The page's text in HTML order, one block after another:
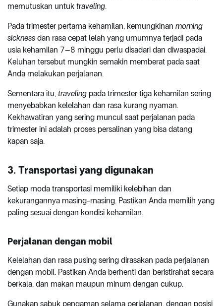
memutuskan untuk traveling.
Pada trimester pertama kehamilan, kemungkinan morning
sickness dan rasa cepat lelah yang umumnya terjadi pada
usia kehamilan 7–8 minggu perlu disadari dan diwaspadai.
Keluhan tersebut mungkin semakin memberat pada saat
Anda melakukan perjalanan.
Sementara itu, traveling pada trimester tiga kehamilan sering
menyebabkan kelelahan dan rasa kurang nyaman.
Kekhawatiran yang sering muncul saat perjalanan pada
trimester ini adalah proses persalinan yang bisa datang
kapan saja.
3. Transportasi yang digunakan
Setiap moda transportasi memiliki kelebihan dan
kekurangannya masing-masing. Pastikan Anda memilih yang
paling sesuai dengan kondisi kehamilan.
Perjalanan dengan mobil
Kelelahan dan rasa pusing sering dirasakan pada perjalanan
dengan mobil. Pastikan Anda berhenti dan beristirahat secara
berkala, dan makan maupun minum dengan cukup.
Gunakan sabuk pengaman selama perjalanan, dengan posisi